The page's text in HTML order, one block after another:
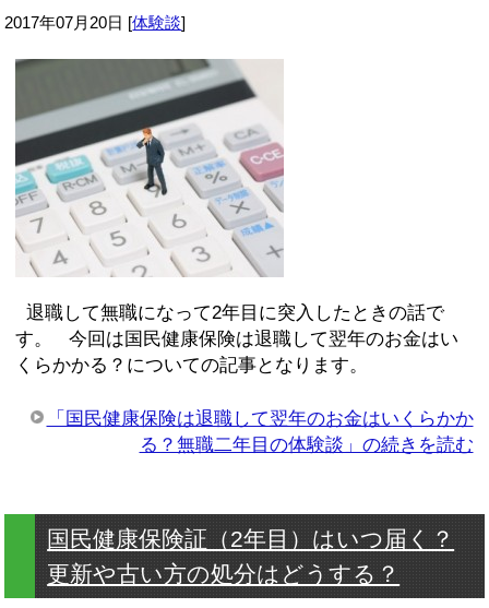
2017年07月20日 [体験談]
退職して無職になって2年目に突入したときの話で
す。 今回は国民健康保険は退職して翌年のお金はい
くらかかる？についての記事となります。
「国民健康保険は退職して翌年のお金はいくらかか
る？無職二年目の体験談」の続きを読む
国民健康保険証（2年目）はいつ届く？
更新や古い方の処分はどうする？